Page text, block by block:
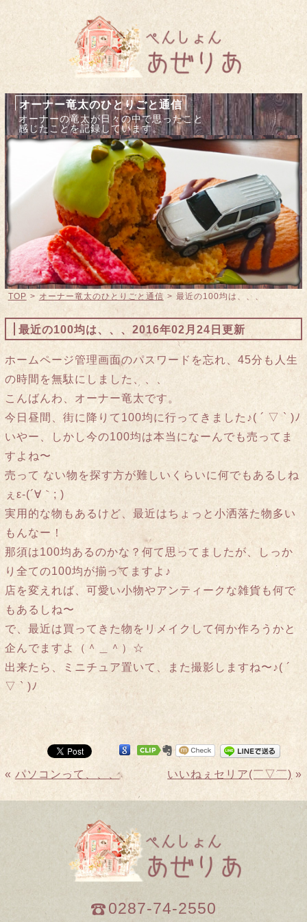
オーナー竜太のひとりごと通信
オーナーの竜太が日々の中で思ったこと
感じたことを記録しています。
TOP > オーナー竜太のひとりごと通信 > 最近の100均は、、、
最近の100均は、、、 2016年02月24日更新
ホームページ管理画面のパスワードを忘れ、45分も人生
の時間を無駄にしました、、、
こんばんわ、オーナー竜太です。
今日昼間、街に降りて100均に行ってきました♪( ´ ▽ ` )ﾉ
いやー、しかし今の100均は本当になーんでも売ってま
すよね〜
売って ない物を探す方が難しいくらいに何でもあるしね
ぇε-(´∀｀; )
実用的な物もあるけど、最近はちょっと小洒落た物多い
もんなー！
那須は100均あるのかな？何て思ってましたが、しっか
り全ての100均が揃ってますよ♪
店を変えれば、可愛い小物やアンティークな雑貨も何で
もあるしね〜
で、最近は買ってきた物をリメイクして何か作ろうかと
企んでますよ（＾＿＾）☆
出来たら、ミニチュア置いて、また撮影しますね〜♪( ´
▽ ` )ﾉ
« パソコンって、、、 いいねぇセリア(￣▽￣) »
0287-74-2550